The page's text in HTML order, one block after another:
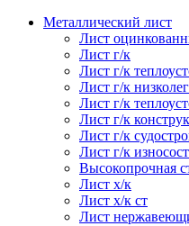
Металлический лист
Лист
Лист г/к
Лист г/к
Лист г/к
Лист г/к
Лист г/к
Лист г/к
Лист г/к
Высокопрочная
Лист х/к
Лист х/к ст
Лист